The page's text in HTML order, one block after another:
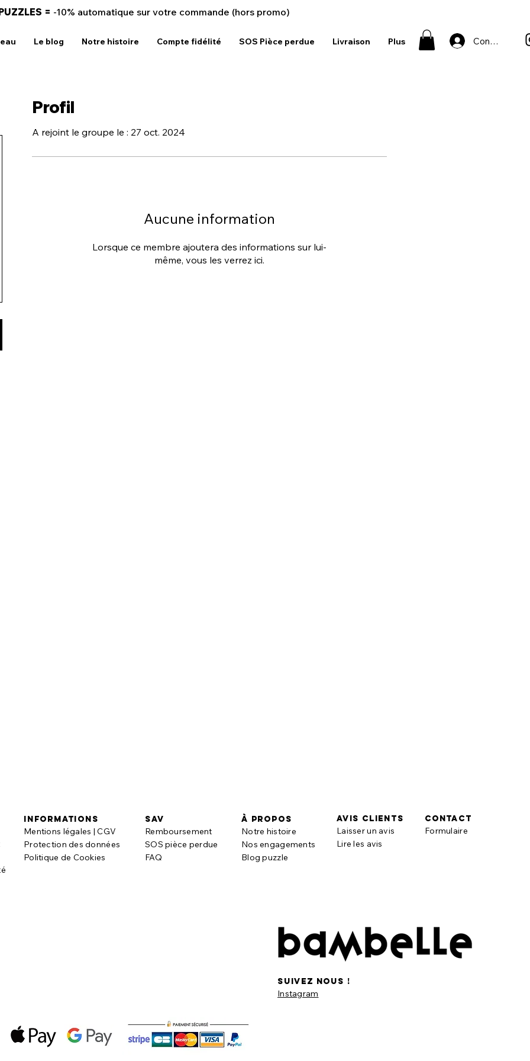
= -10% automatique sur votre commande (hors promo)
Le blog Notre histoire Compte fidélité SOS Pièce perdue Livraison Plus Connexion
Profil
A rejoint le groupe le : 27 oct. 2024
Aucune information
Lorsque ce membre ajoutera des informations sur lui-
même, vous les verrez ici.
informations
Mentions légales | CGV
Protection des données
Politique de Cookies
SAV
Remboursement
SOS pièce perdue
FAQ
à propos
Notre histoire
Nos engagements
Blog puzzle
AVIS CLIENTS
Laisser un avis
Lire les avis
contact
Formulaire
suivez nous !
Instagram